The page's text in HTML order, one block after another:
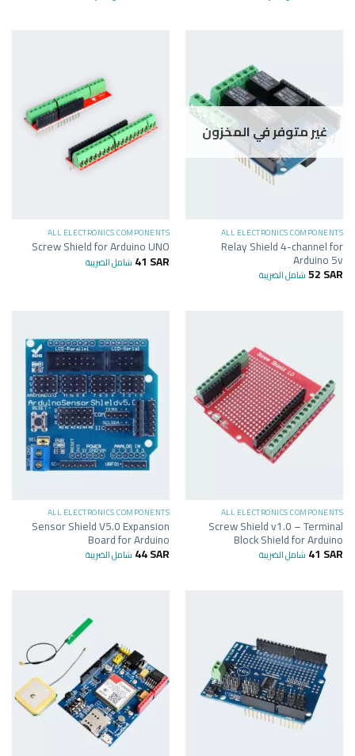
غير متوفر في المخزون
ALL ELECTRONICS COMPONENTS
Relay Shield 4-channel for
Arduino 5v
52SAR شامل الضريبة
ALL ELECTRONICS COMPONENTS
Screw Shield for Arduino UNO
41 SAR شامل الضريبة
ALL ELECTRONICS COMPONENTS
Screw Shield v1.0 – Terminal
Block Shield for Arduino
41 SAR شامل الضريبة
ALL ELECTRONICS COMPONENTS
Sensor Shield V5.0 Expansion
Board for Arduino
44SAR شامل الضريبة